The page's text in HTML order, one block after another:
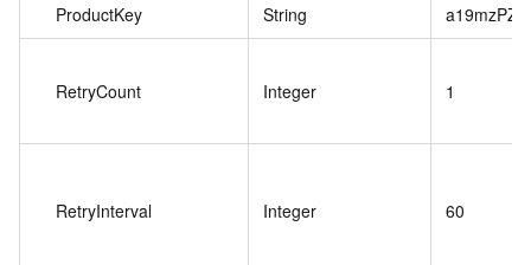
ProductKey String
RetryCount Integer 1
RetryInterval Integer 60